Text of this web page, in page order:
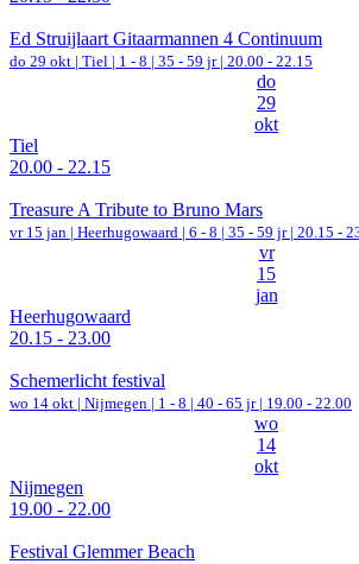
Ed Struijlaart Gitaarmannen 4 Continuum
do 29 okt | Tiel | 1 - 8 | 35 - 59 jr | 20.00 - 22.15
do
29
okt
Tiel
20.00 - 22.15
Treasure A Tribute to Bruno Mars
vr 15 jan | Heerhugowaard | 6 - 8 | 35 - 59 jr | 20.15 -
vr
15
jan
Heerhugowaard
20.15 - 23.00
Schemerlicht festival
wo 14 okt | Nijmegen | 1 - 8 | 40 - 65 jr | 19.00 - 22.00
wo
14
okt
Nijmegen
19.00 - 22.00
Festival Glemmer Beach